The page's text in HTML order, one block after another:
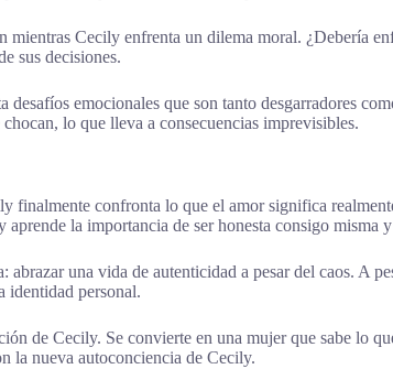
mientras Cecily enfrenta un dilema moral. ¿Debería
sus decisiones.
emocionales que son tanto desgarradores
lo que lleva a consecuencias imprevisibles.
finalmente confronta lo que el amor significa
la importancia de ser honesta consigo misma
una vida de autenticidad a pesar del caos. A
identidad personal.
de Cecily. Se convierte en una mujer que sabe lo
la nueva autoconciencia de Cecily.